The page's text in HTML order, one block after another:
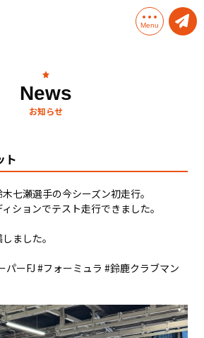
Menu
News
お知らせ
ト
七瀬選手の今シーズン初走行。
ションでテスト走行できました。
ました。
パーFJ #フォーミュラ #鈴鹿クラブマン